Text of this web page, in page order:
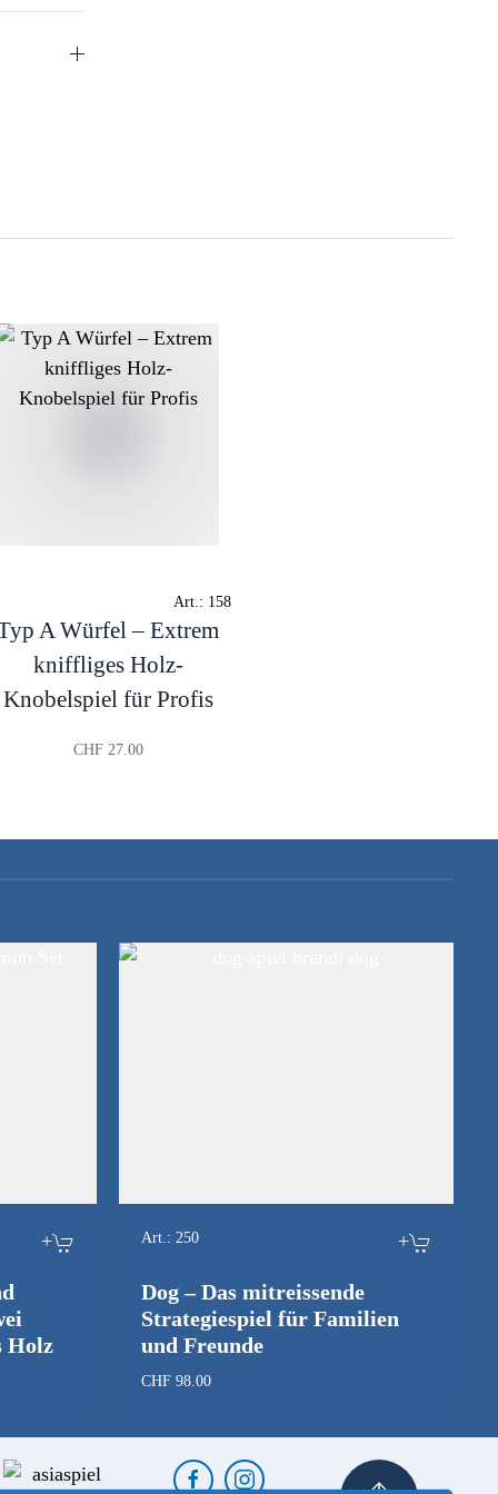
Art.: 158
A Würfel – Extrem
kniffliges Holz-
Knobelspiel für Profis
CHF27.00
+
Holz
Art.: 250 +
Dog – Das mitreissende
Strategiespiel für Familien
und Freunde
CHF 98.00